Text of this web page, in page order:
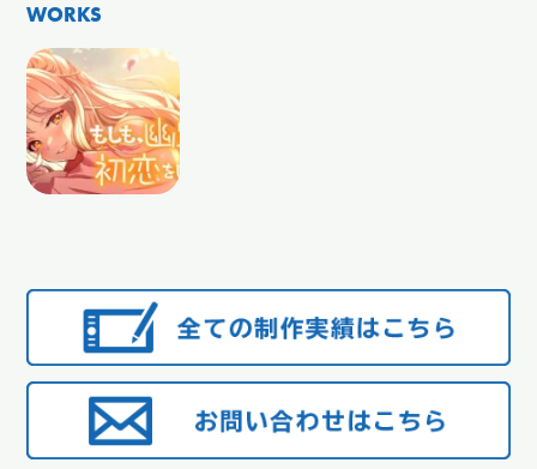
WORKS